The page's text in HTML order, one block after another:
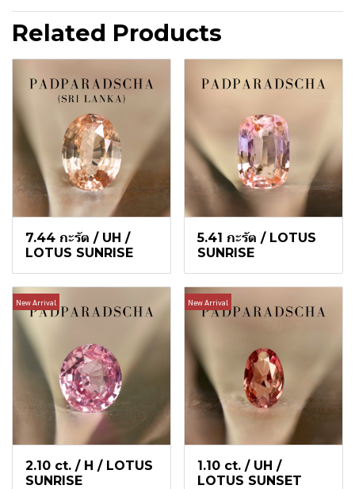
Related Products
7.44 กะรัต / UH /
LOTUS SUNRISE
5.41 กะรัต / LOTUS
SUNRISE
New Arrival
2.10 ct. / H / LOTUS
SUNRISE
New Arrival
1.10 ct. / UH /
LOTUS SUNSET